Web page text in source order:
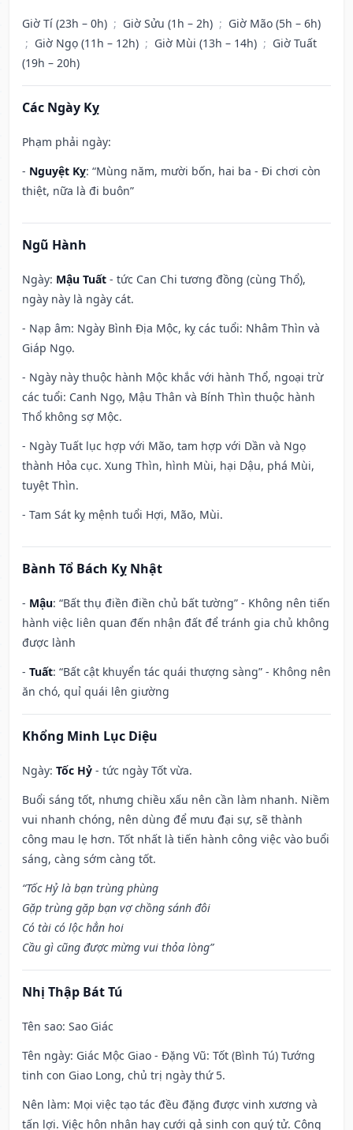
Giờ Tí (23h – 0h) ; Giờ Sửu (1h – 2h) ; Giờ Mão (5h – 6h)
; Giờ Ngọ (11h – 12h) ; Giờ Mùi (13h – 14h) ; Giờ Tuất
(19h – 20h)
Các Ngày Kỵ
Phạm phải ngày:
- Nguyệt Kỵ: “Mùng năm, mười bốn, hai ba - Đi chơi còn
thiệt, nữa là đi buôn”
Ngũ Hành
Ngày: Mậu Tuất - tức Can Chi tương đồng (cùng Thổ),
ngày này là ngày cát.
- Nạp âm: Ngày Bình Địa Mộc, kỵ các tuổi: Nhâm Thìn và
Giáp Ngọ.
- Ngày này thuộc hành Mộc khắc với hành Thổ, ngoại trừ
các tuổi: Canh Ngọ, Mậu Thân và Bính Thìn thuộc hành
Thổ không sợ Mộc.
- Ngày Tuất lục hợp với Mão, tam hợp với Dần và Ngọ
thành Hỏa cục. Xung Thìn, hình Mùi, hại Dậu, phá Mùi,
tuyệt Thìn.
- Tam Sát kỵ mệnh tuổi Hợi, Mão, Mùi.
Bành Tổ Bách Kỵ Nhật
- Mậu: “Bất thụ điền điền chủ bất tường” - Không nên tiến
hành việc liên quan đến nhận đất để tránh gia chủ không
được lành
- Tuất: “Bất cật khuyển tác quái thượng sàng” - Không nên
ăn chó, quỉ quái lên giường
Khổng Minh Lục Diệu
Ngày: Tốc Hỷ - tức ngày Tốt vừa.
Buổi sáng tốt, nhưng chiều xấu nên cần làm nhanh. Niềm
vui nhanh chóng, nên dùng để mưu đại sự, sẽ thành
công mau lẹ hơn. Tốt nhất là tiến hành công việc vào buổi
sáng, càng sớm càng tốt.
“Tốc Hỷ là bạn trùng phùng
Gặp trùng gặp bạn vợ chồng sánh đôi
Có tài có lộc hẳn hoi
Cầu gì cũng được mừng vui thỏa lòng”
Nhị Thập Bát Tú
Tên sao: Sao Giác
Tên ngày: Giác Mộc Giao - Đặng Vũ: Tốt (Bình Tú) Tướng
tinh con Giao Long, chủ trị ngày thứ 5.
Nên làm: Mọi việc tạo tác đều đặng được vinh xương và
tấn lợi. Việc hôn nhân hay cưới gả sinh con quý tử. Công